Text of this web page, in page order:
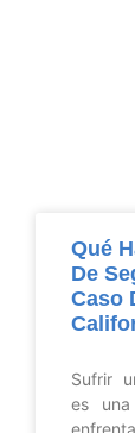
Qué
De
Caso
Sufrir
es una